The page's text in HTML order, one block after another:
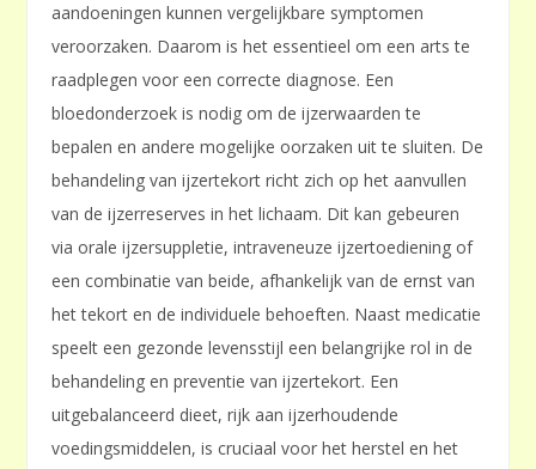
aandoeningen kunnen vergelijkbare symptomen
veroorzaken. Daarom is het essentieel om een arts te
raadplegen voor een correcte diagnose. Een
bloedonderzoek is nodig om de ijzerwaarden te
bepalen en andere mogelijke oorzaken uit te sluiten. De
behandeling van ijzertekort richt zich op het aanvullen
van de ijzerreserves in het lichaam. Dit kan gebeuren
via orale ijzersuppletie, intraveneuze ijzertoediening of
een combinatie van beide, afhankelijk van de ernst van
het tekort en de individuele behoeften. Naast medicatie
speelt een gezonde levensstijl een belangrijke rol in de
behandeling en preventie van ijzertekort. Een
uitgebalanceerd dieet, rijk aan ijzerhoudende
voedingsmiddelen, is cruciaal voor het herstel en het